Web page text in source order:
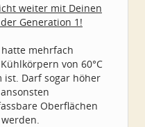
weiter mit Deinen
Generation 1!
hatte mehrfach
von 60°C
ist. Darf sogar höher
Oberflächen